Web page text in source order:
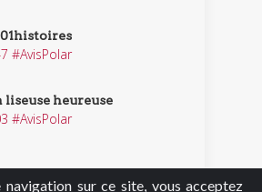
navigation sur ce site, vous acceptez
#AvisPolar
liseuse heureuse
#AvisPolar